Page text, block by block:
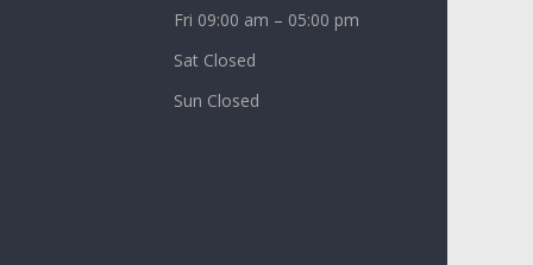
Fri 09:00 am – 05:00 pm
Sat Closed
Sun Closed